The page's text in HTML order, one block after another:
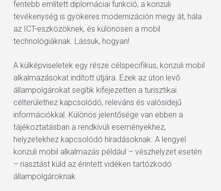
fentebb említett diplomáciai funkció, a konzuli
tevékenység is gyökeres modernizáción megy át, hála
az ICT-eszközöknek, és különösen a mobil
technológiáknak. Lássuk, hogyan!
A külképviseletek egy része célspecifikus, konzuli mobil
alkalmazásokat indított útjára. Ezek az úton levő
állampolgárokat segítik kifejezetten a turisztikai
célterülethez kapcsolódó, releváns és valósidejű
információkkal. Különös jelentősége van ebben a
tájékoztatásban a rendkívüli eseményekhez,
helyzetekhez kapcsolódó híradásoknak. A lengyel
konzuli mobil alkalmazás például – vészhelyzet esetén
– riasztást küld az érintett vidéken tartózkodó
állampolgároknak.